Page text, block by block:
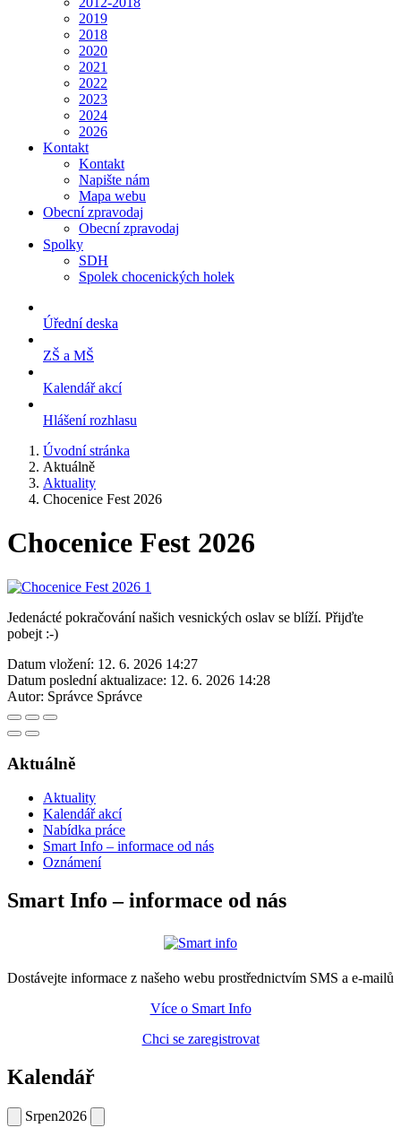
2019
2018
2020
2021
2022
2023
2024
2026
Kontakt
Kontakt
Napište nám
Mapa webu
Obecní zpravodaj
Obecní zpravodaj
Spolky
SDH
Spolek chocenických holek
Úřední deska
ZŠ a MŠ
Kalendář akcí
Hlášení rozhlasu
Úvodní stránka
Aktuálně
Aktuality
Chocenice Fest 2026
Chocenice Fest 2026
Jedenácté pokračování našich vesnických oslav se blíží. Přijďte
pobejt :-)
Datum vložení: 12. 6. 2026 14:27
Datum poslední aktualizace: 12. 6. 2026 14:28
Autor: Správce Správce
Aktuálně
Aktuality
Kalendář akcí
Nabídka práce
Smart Info – informace od nás
Oznámení
Smart Info – informace od nás
Dostávejte informace z našeho webu prostřednictvím SMS a e-mailů
Více o Smart Info
Chci se zaregistrovat
Kalendář
Srpen2026